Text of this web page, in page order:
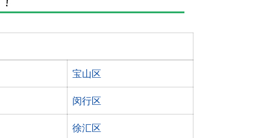
宝山区
闵行区
徐汇区